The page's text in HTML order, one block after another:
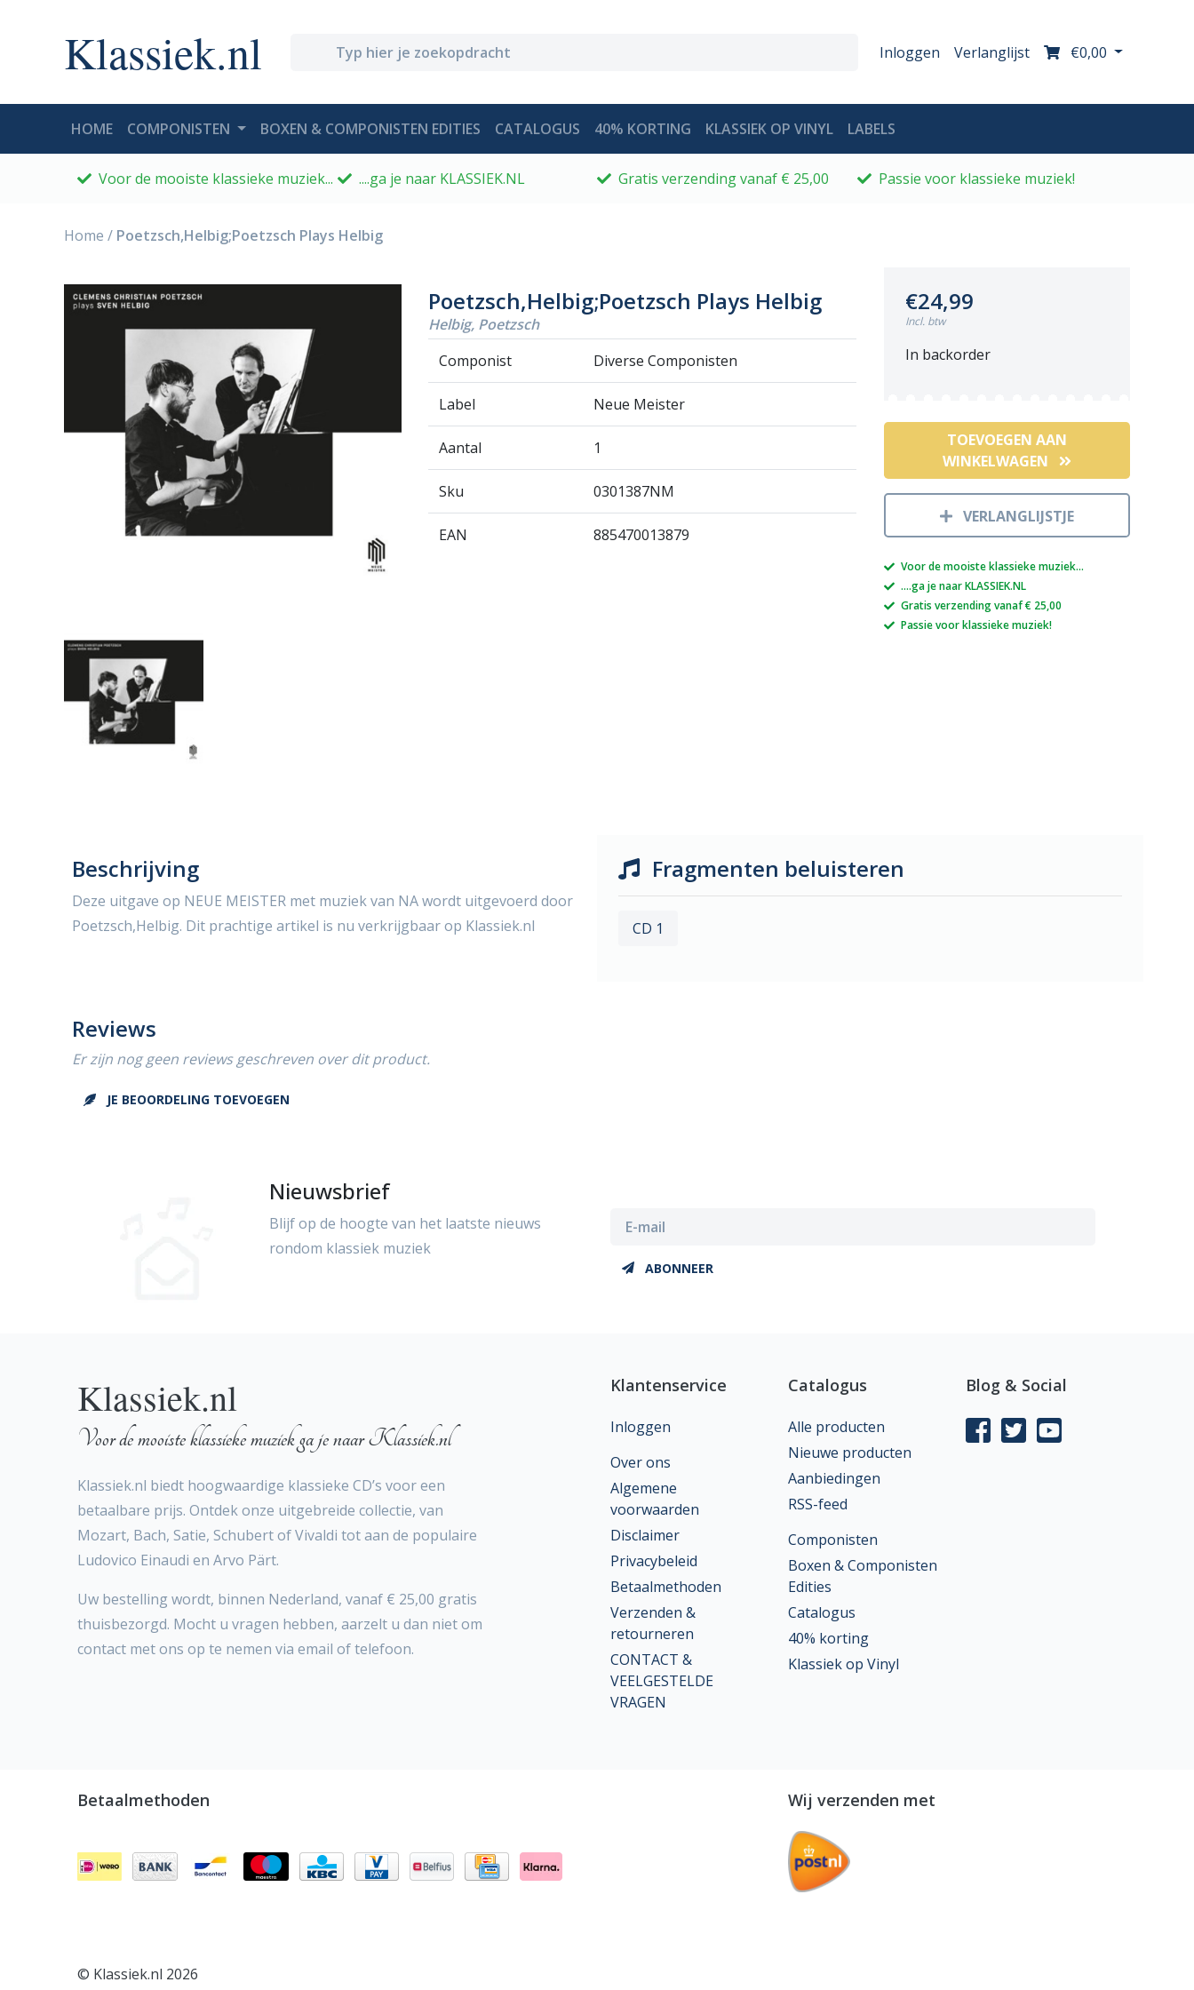
Klassiek.nl Inloggen Verlanglijst €0,00
HOME(CURRENT)
COMPONISTEN BOXEN & COMPONISTEN EDITIES CATALOGUS 40% KORTING KLASSIEK OP VINYL LABELS
Voor de mooiste klassieke muziek... ....ga je naar KLASSIEK.NL Gratis verzending vanaf € 25,00 Passie voor klassieke muziek!
Home / Poetzsch,Helbig;Poetzsch Plays Helbig
Poetzsch,Helbig;Poetzsch Plays Helbig
Helbig, Poetzsch
Componist
Diverse Componisten
Label Neue Meister
Aantal 1
Sku 0301387NM
EAN 885470013879
€24,99
Incl. btw
In backorder
TOEVOEGEN AAN
WINKELWAGEN
VERLANGLIJSTJE
Voor de mooiste klassieke muziek...
....ga je naar KLASSIEK.NL
Gratis verzending vanaf € 25,00
Passie voor klassieke muziek!
Beschrijving
Deze uitgave op NEUE MEISTER met muziek van NA wordt uitgevoerd door
Poetzsch,Helbig. Dit prachtige artikel is nu verkrijgbaar op Klassiek.nl
Reviews
Er zijn nog geen reviews geschreven over dit product.
JE BEOORDELING TOEVOEGEN
Fragmenten beluisteren
CD 1
Nieuwsbrief
Blijf op de hoogte van het laatste nieuws
rondom klassiek muziek
ABONNEER
Klassiek.nl
Voor de mooiste klassieke muziek ga je naar Klassiek.nl
Klassiek.nl biedt hoogwaardige klassieke CD’s voor een
betaalbare prijs. Ontdek onze uitgebreide collectie, van
Mozart, Bach, Satie, Schubert of Vivaldi tot aan de populaire
Ludovico Einaudi en Arvo Pärt.
Uw bestelling wordt, binnen Nederland, vanaf € 25,00 gratis
thuisbezorgd. Mocht u vragen hebben, aarzelt u dan niet om
contact met ons op te nemen via email of telefoon.
Klantenservice
Inloggen
Over ons
Algemene
voorwaarden
Disclaimer
Privacybeleid
Betaalmethoden
Verzenden &
retourneren
CONTACT &
VEELGESTELDE
VRAGEN
Catalogus
Alle producten
Nieuwe producten
Aanbiedingen
RSS-feed
Componisten
Boxen & Componisten
Edities
Catalogus
40% korting
Klassiek op Vinyl
Blog & Social
Betaalmethoden Wij verzenden met
© Klassiek.nl 2026